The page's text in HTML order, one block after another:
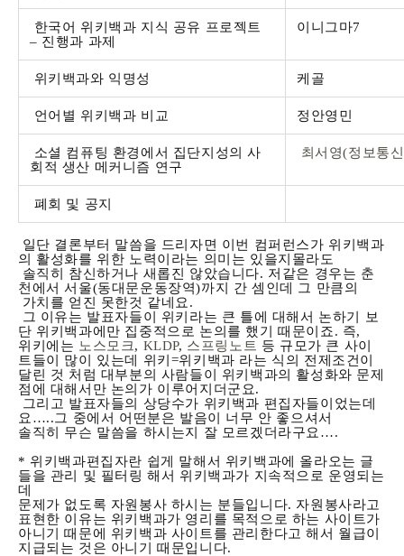
한국어 위키백과 지식 공유 프로젝트
– 진행과 과제
이니그마7
위키백과와 익명성 케골
언어별 위키백과 비교 정안영민
소셜 컴퓨팅 환경에서 집단지성의 사
회적 생산 메커니즘 연구
최서영(정보통
폐회 및 공지
일단 결론부터 말씀을 드리자면 이번 컴퍼런스가 위키백과
의 활성화를 위한 노력이라는 의미는 있을지몰라도
솔직히 참신하거나 새롭진 않았습니다. 저같은 경우는 춘
천에서 서울(동대문운동장역)까지 간 셈인데 그 만큼의
가치를 얻진 못한것 같네요.
그 이유는 발표자들이 위키라는 큰 틀에 대해서 논하기 보
단 위키백과에만 집중적으로 논의를 했기 때문이죠. 즉,
위키에는 노스모크, KLDP, 스프링노트 등 규모가 큰 사이
트들이 많이 있는데 위키=위키백과 라는 식의 전제조건이
달린 것 처럼 대부분의 사람들이 위키백과의 활성화와 문제
점에 대해서만 논의가 이루어지더군요.
그리고 발표자들의 상당수가 위키백과 편집자들이었는데
요…..그 중에서 어떤분은 발음이 너무 안 좋으셔서
솔직히 무슨 말씀을 하시는지 잘 모르겠더라구요….
* 위키백과편집자란 쉽게 말해서 위키백과에 올라오는 글
들을 관리 및 필터링 해서 위키백과가 지속적으로 운영되는
데
문제가 없도록 자원봉사 하시는 분들입니다. 자원봉사라고
표현한 이유는 위키백과가 영리를 목적으로 하는 사이트가
아니기 때문에 위키백과 사이트를 관리한다고 해서 월급이
지급되는 것은 아니기 때문입니다.